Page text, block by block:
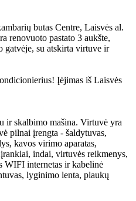
butas Centre, Laisvės al.
renovuoto pastato 3 aukšte,
gatvėje, su atskirta virtuve ir
Įėjimas iš Laisvės
ir skalbimo mašina. Virtuvė yra
pilnai įrengta - šaldytuvas,
kavos virimo aparatas,
indai, virtuvės reikmenys,
WIFI internetas ir kabelinė
lyginimo lenta, plaukų